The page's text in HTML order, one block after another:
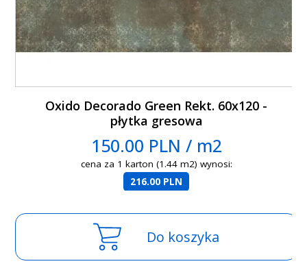
Oxido Decorado Green Rekt. 60x120 -
płytka gresowa
150.00 PLN / m2
cena za 1 karton (1.44 m2) wynosi:
216.00 PLN
Do koszyka